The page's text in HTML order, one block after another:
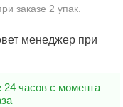
заказе 2 упак.
менеджер при
24 часов с момента